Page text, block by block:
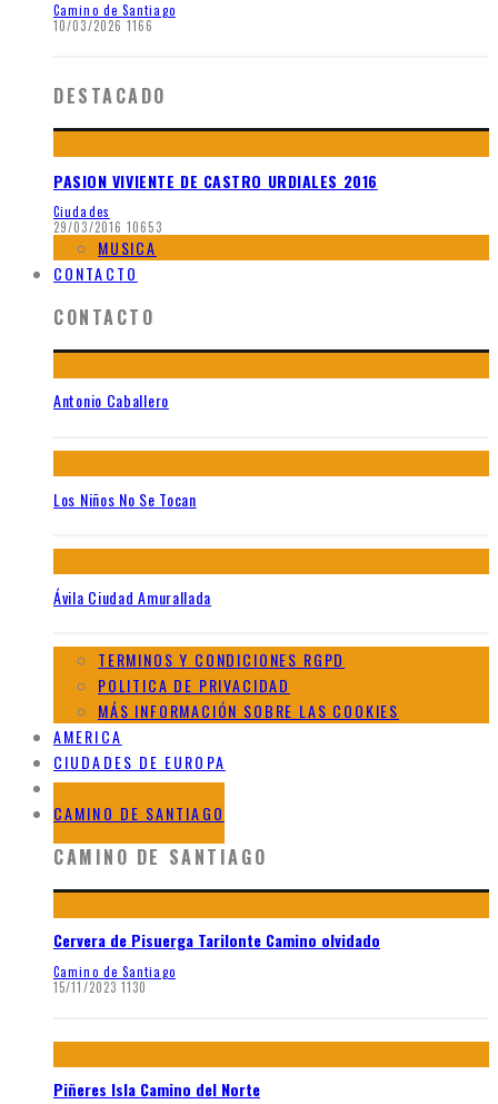
Camino de Santiago
10/03/2026 1166
DESTACADO
PASION VIVIENTE DE CASTRO URDIALES 2016
Ciudades
29/03/2016 10653
MUSICA
CONTACTO
CONTACTO
Antonio Caballero
Los Niños No Se Tocan
Ávila Ciudad Amurallada
TERMINOS Y CONDICIONES RGPD
POLITICA DE PRIVACIDAD
MÁS INFORMACIÓN SOBRE LAS COOKIES
AMERICA
CIUDADES DE EUROPA
GALERIAS DE AFRICA
CAMINO DE SANTIAGO
CAMINO DE SANTIAGO
Cervera de Pisuerga Tarilonte Camino olvidado
Camino de Santiago
15/11/2023 1130
Piñeres Isla Camino del Norte